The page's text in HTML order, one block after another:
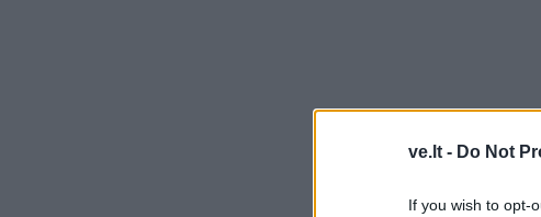
ve.lt - Do Not
If you wish to opt-